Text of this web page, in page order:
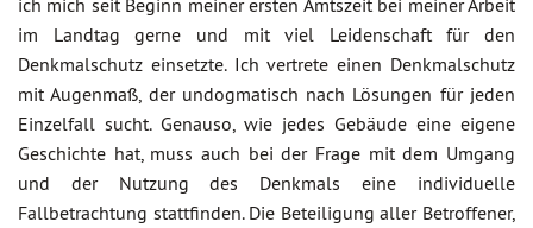
ich mich seit Beginn meiner ersten Amtszeit bei meiner Arbeit
im Landtag gerne und mit viel Leidenschaft für den
Denkmalschutz einsetzte. Ich vertrete einen Denkmalschutz
mit Augenmaß, der undogmatisch nach Lösungen für jeden
Einzelfall sucht. Genauso, wie jedes Gebäude eine eigene
Geschichte hat, muss auch bei der Frage mit dem Umgang
und der Nutzung des Denkmals eine individuelle
Fallbetrachtung stattfinden. Die Beteiligung aller Betroffener,